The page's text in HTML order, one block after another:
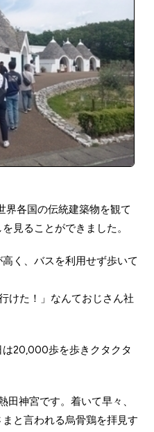
界各国の伝統建築物を観て
見ることができました。
く、バスを利用せず歩いて
けた！」なんておじさん社
20,000歩を歩きクタクタ
田神宮です。着いて早々、
と言われる烏骨鶏を拝見す